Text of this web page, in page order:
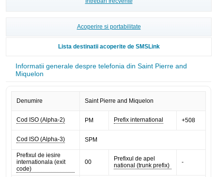
Acoperire si portabilitate
Lista destinatii acoperite de SMSLink
Informatii generale despre telefonia din Saint Pierre and
Miquelon
Denumire Saint Pierre and Miquelon
Cod ISO (Alpha-2) PM Prefix international +508
Cod ISO (Alpha-3) SPM
Prefixul de iesire
internationala (exit
code)
00
Prefixul de apel
national (trunk prefix)
-